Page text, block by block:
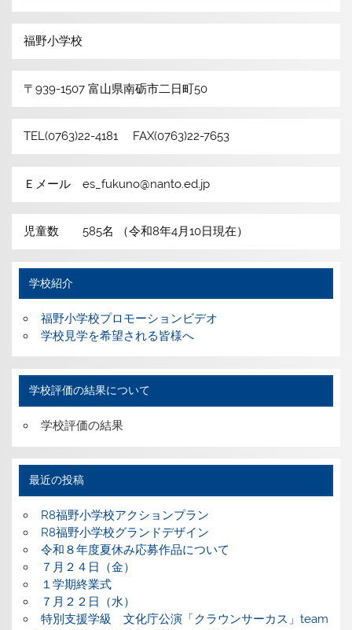
福野小学校
〒939-1507 富山県南砺市二日町50
TEL(0763)22-4181 FAX(0763)22-7653
Ｅメール es_fukuno@nanto.ed.jp
児童数 585名 （令和8年4月10日現在）
学校紹介
福野小学校プロモーションビデオ
学校見学を希望される皆様へ
学校評価の結果について
学校評価の結果
最近の投稿
R8福野小学校アクションプラン
R8福野小学校グランドデザイン
令和８年度夏休み応募作品について
７月２４日（金）
１学期終業式
７月２２日（水）
特別支援学級 文化庁公演「クラウンサーカス」team